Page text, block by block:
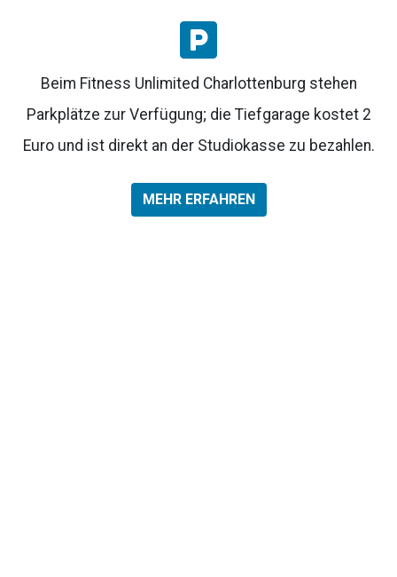
Beim Fitness Unlimited Charlottenburg stehen
Parkplätze zur Verfügung; die Tiefgarage kostet 2
Euro und ist direkt an der Studiokasse zu bezahlen.
MEHR ERFAHREN